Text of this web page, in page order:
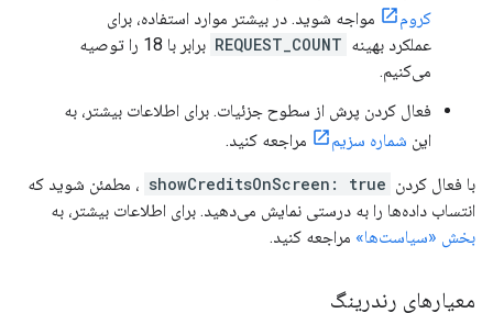
کروم
مواجه شوید. در بیشتر موارد استفاده، برای
عملکرد بهینه REQUEST_COUNT
برابر با 18 را توصیه
می‌کنیم.
فعال کردن پرش از سطوح جزئیات. برای اطلاعات بیشتر، به
این شماره سزیم مراجعه کنید.
با فعال کردن showCreditsOnScreen: true ، مطمئن شوید که
انتساب داده‌ها را به درستی نمایش می‌دهید. برای اطلاعات بیشتر، به
بخش «سیاست‌ها» مراجعه کنید.
معیارهای رندرینگ